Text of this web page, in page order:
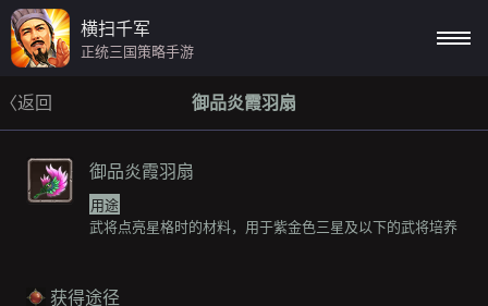
横扫千军
正统三国策略手游
〈返回 御品炎霞羽扇
御品炎霞羽扇
用途
武将点亮星格时的材料，用于紫金色三星及以下的武将培养
获得途径